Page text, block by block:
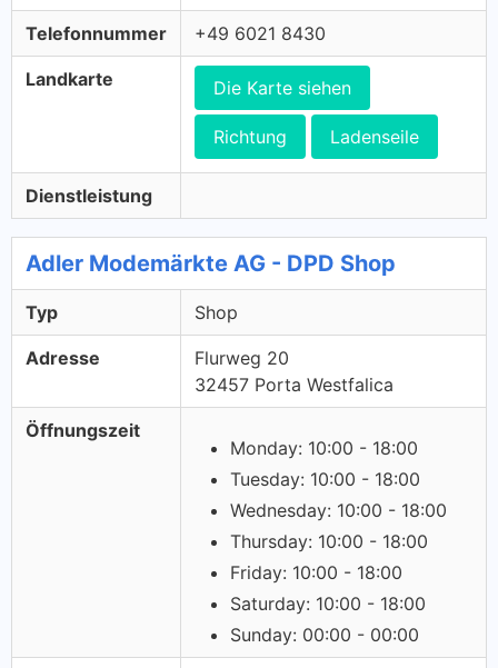
Telefonnummer +49 6021 8430
Landkarte Die Karte siehen
Richtung Ladenseile
Dienstleistung
Adler Modemärkte AG - DPD Shop
Typ Shop
Adresse
Flurweg 20
32457 Porta Westfalica
Öffnungszeit
Monday: 10:00 - 18:00
Tuesday: 10:00 - 18:00
Wednesday: 10:00 - 18:00
Thursday: 10:00 - 18:00
Friday: 10:00 - 18:00
Saturday: 10:00 - 18:00
Sunday: 00:00 - 00:00